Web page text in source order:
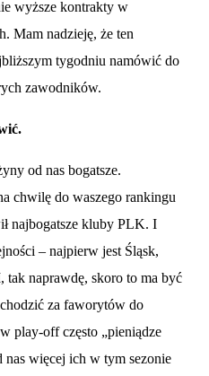
wyższe kontrakty w
Mam nadzieję, że ten
tygodniu namówić do
zawodników.
od nas bogatsze.
chwilę do waszego rankingu
najbogatsze kluby PLK. I
– najpierw jest Śląsk,
naprawdę, skoro to ma być
za faworytów do
play-off często „pieniądze
nas więcej ich w tym sezonie